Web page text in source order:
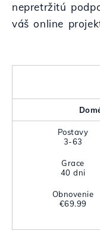
nepretržitú
váš online
Postavy
3-63
Grace
40 dni
Obnovenie
€69.99